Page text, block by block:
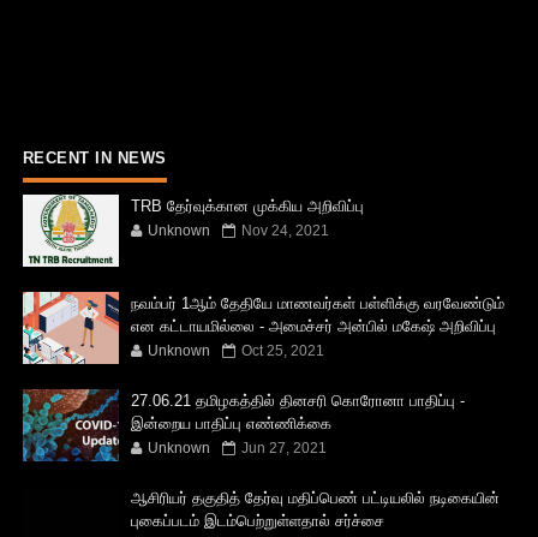
RECENT IN NEWS
TRB தேர்வுக்கான முக்கிய அறிவிப்பு
Unknown Nov 24, 2021
நவம்பர் 1ஆம் தேதியே மாணவர்கள் பள்ளிக்கு வரவேண்டும்
என கட்டாயமில்லை - அமைச்சர் அன்பில் மகேஷ் அறிவிப்பு
Unknown Oct 25, 2021
27.06.21 தமிழகத்தில் தினசரி கொரோனா பாதிப்பு -
இன்றைய பாதிப்பு எண்ணிக்கை
Unknown Jun 27, 2021
ஆசிரியர் தகுதித் தேர்வு மதிப்பெண் பட்டியலில் நடிகையின்
புகைப்படம் இடம்பெற்றுள்ளதால் சர்ச்சை